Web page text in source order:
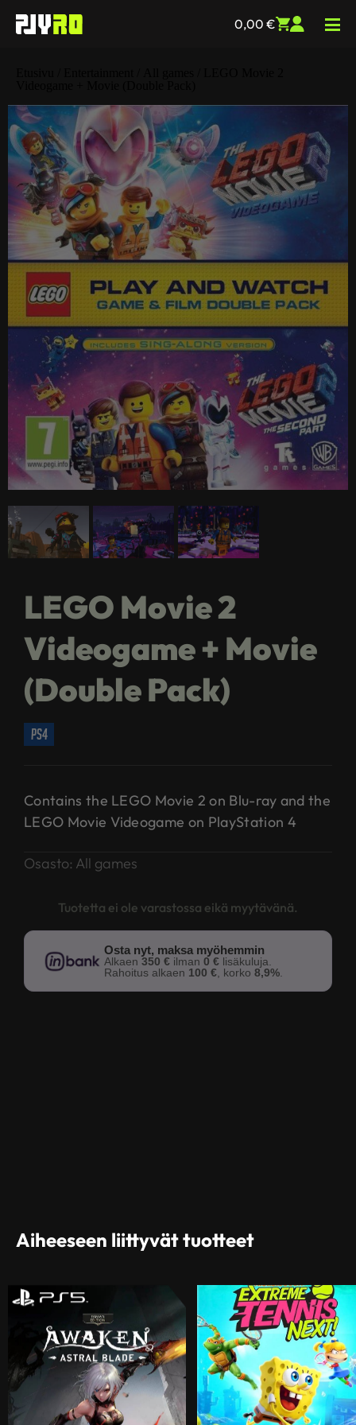
0,00 €
LEGO Movie 2
Videogame + Movie
(Double Pack)
ps4
Contains the LEGO Movie 2 on Blu-ray and the
LEGO Movie Videogame on PlayStation 4
Osasto: All games
Tuotetta ei ole varastossa eikä myytävänä.
Osta nyt, maksa myöhemmin
Alkaen350 € ilman0 € lisäkuluja.
Rahoitus alkaen 100 €, korko8,9%.
Aiheeseen liittyvät tuotteet